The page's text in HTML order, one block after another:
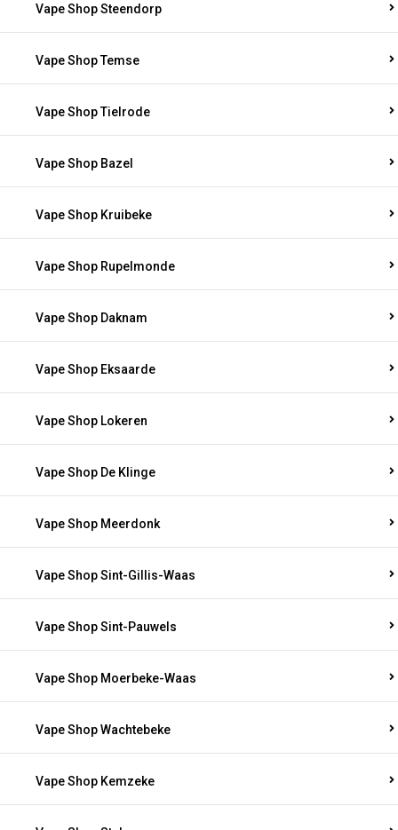
Vape Shop Steendorp
Vape Shop Temse
Vape Shop Tielrode
Vape Shop Bazel
Vape Shop Kruibeke
Vape Shop Rupelmonde
Vape Shop Daknam
Vape Shop Eksaarde
Vape Shop Lokeren
Vape Shop De Klinge
Vape Shop Meerdonk
Vape Shop Sint-Gillis-Waas
Vape Shop Sint-Pauwels
Vape Shop Moerbeke-Waas
Vape Shop Wachtebeke
Vape Shop Kemzeke